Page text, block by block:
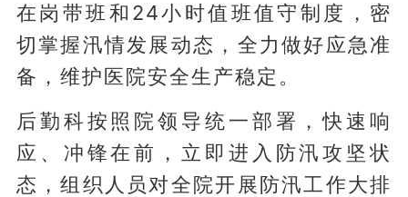
在岗带班和24小时值班值守制度，密
切掌握汛情发展动态，全力做好应急准
备，维护医院安全生产稳定。
后勤科按照院领导统一部署，快速响
应、冲锋在前，立即进入防汛攻坚状
态，组织人员对全院开展防汛工作大排